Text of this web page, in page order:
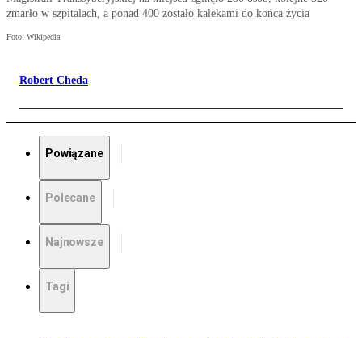
zmarło w szpitalach, a ponad 400 zostało kalekami do końca życia
Foto: Wikipedia
Robert Cheda
Powiązane
Polecane
Najnowsze
Tagi